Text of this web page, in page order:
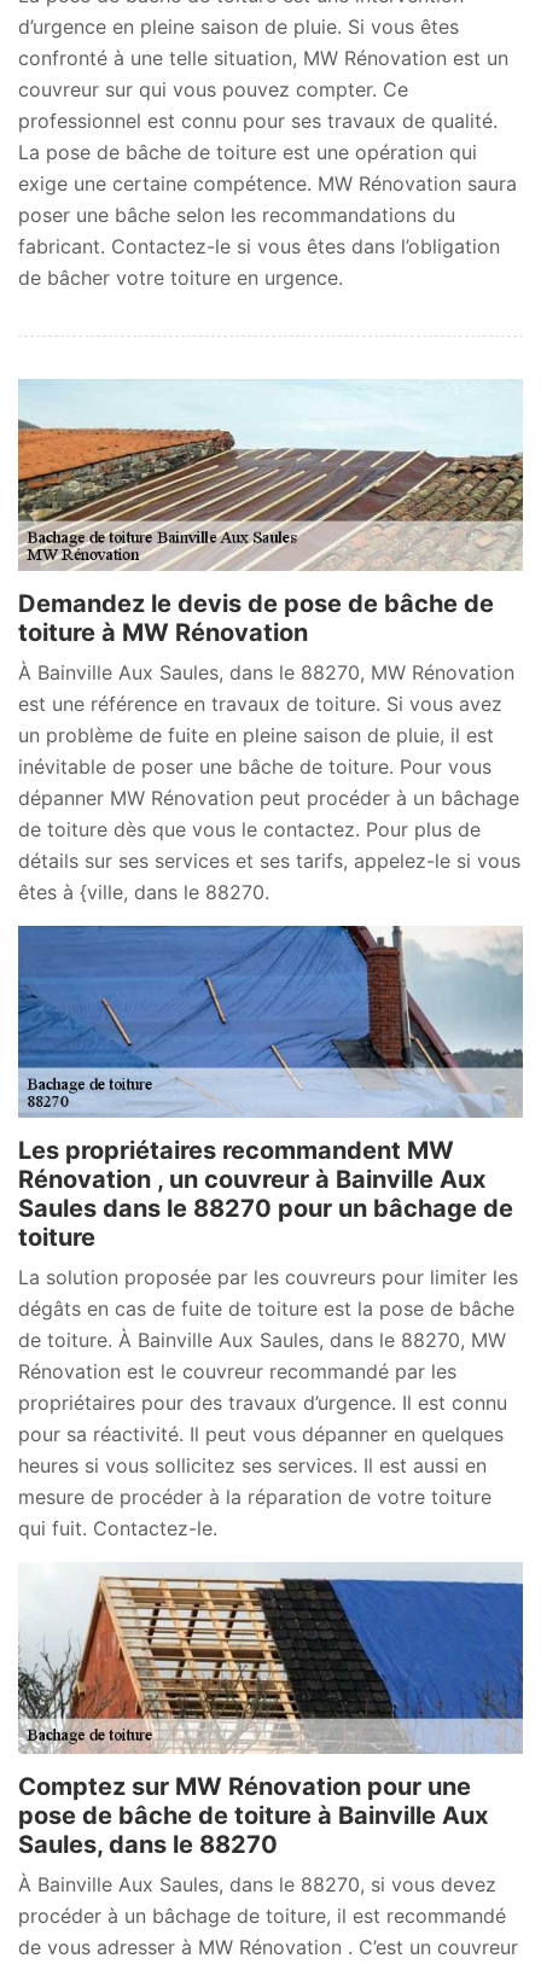
d’urgence en pleine saison de pluie. Si vous êtes
confronté à une telle situation, MW Rénovation est un
couvreur sur qui vous pouvez compter. Ce
professionnel est connu pour ses travaux de qualité.
La pose de bâche de toiture est une opération qui
exige une certaine compétence. MW Rénovation saura
poser une bâche selon les recommandations du
fabricant. Contactez-le si vous êtes dans l’obligation
de bâcher votre toiture en urgence.
Demandez le devis de pose de bâche de
toiture à MW Rénovation
À Bainville Aux Saules, dans le 88270, MW Rénovation
est une référence en travaux de toiture. Si vous avez
un problème de fuite en pleine saison de pluie, il est
inévitable de poser une bâche de toiture. Pour vous
dépanner MW Rénovation peut procéder à un bâchage
de toiture dès que vous le contactez. Pour plus de
détails sur ses services et ses tarifs, appelez-le si vous
êtes à {ville, dans le 88270.
Les propriétaires recommandent MW
Rénovation , un couvreur à Bainville Aux
Saules dans le 88270 pour un bâchage de
toiture
La solution proposée par les couvreurs pour limiter les
dégâts en cas de fuite de toiture est la pose de bâche
de toiture. À Bainville Aux Saules, dans le 88270, MW
Rénovation est le couvreur recommandé par les
propriétaires pour des travaux d’urgence. Il est connu
pour sa réactivité. Il peut vous dépanner en quelques
heures si vous sollicitez ses services. Il est aussi en
mesure de procéder à la réparation de votre toiture
qui fuit. Contactez-le.
Comptez sur MW Rénovation pour une
pose de bâche de toiture à Bainville Aux
Saules, dans le 88270
À Bainville Aux Saules, dans le 88270, si vous devez
procéder à un bâchage de toiture, il est recommandé
de vous adresser à MW Rénovation . C’est un couvreur